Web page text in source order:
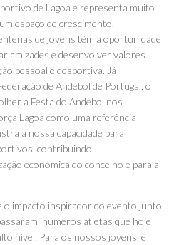
de Lagoa e representa muito
espaço de crescimento,
de jovens têm a oportunidade
amizades e desenvolver valores
pessoal e desportiva. Já
de Andebol de Portugal, o
a Festa do Andebol nos
Lagoa como uma referência
a nossa capacidade para
contribuindo
económica do concelho e para a
o impacto inspirador do evento junto
inúmeros atletas que hoje
nível. Para os nossos jovens, e